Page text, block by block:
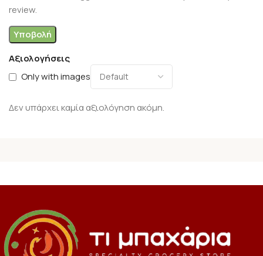
Αξιολογήσεις
Only with images
Δεν υπάρχει καμία αξιολόγηση ακόμη.
review.